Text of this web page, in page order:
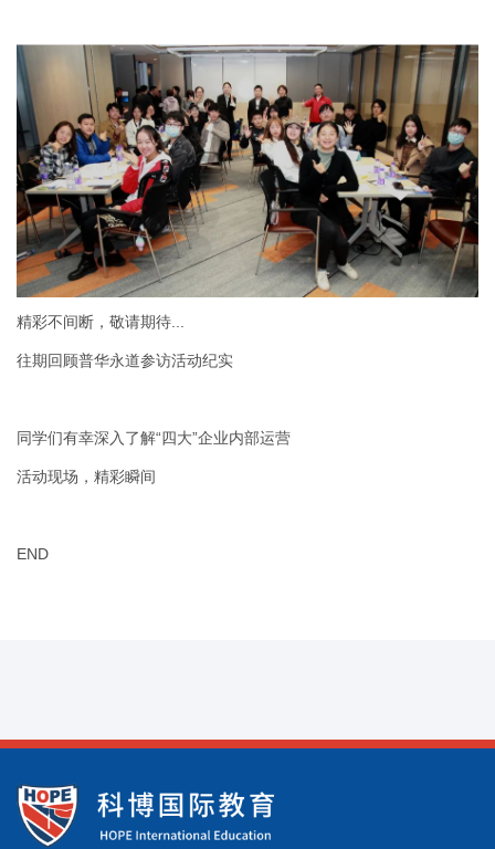
精彩不间断，敬请期待...
往期回顾普华永道参访活动纪实
同学们有幸深入了解“四大”企业内部运营
活动现场，精彩瞬间
END